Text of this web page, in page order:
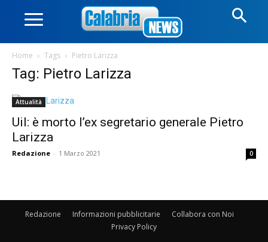
Home Tags Pietro Larizza
Tag: Pietro Larizza
Attualità
Uil: è morto l’ex segretario generale Pietro
Larizza
Redazione - 1 Marzo 2021 0
Redazione Informazioni pubblicitarie
Collabora con Noi
Privacy Policy